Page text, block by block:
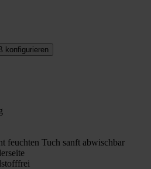
konfigurieren
feuchten Tuch sanft abwischbar